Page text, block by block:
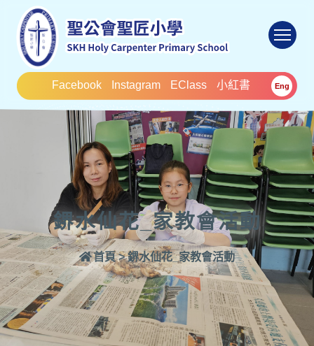
Facebook Instagram EClass 小紅書 Eng
鎅水仙花_家教會活動
首頁 > 鎅水仙花_家教會活動